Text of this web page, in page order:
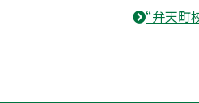
“弁天町